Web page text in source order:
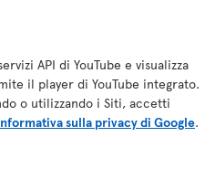
API di YouTube e visualizza
il player di YouTube integrato.
o utilizzando i Siti, accetti
sulla privacy di Google.